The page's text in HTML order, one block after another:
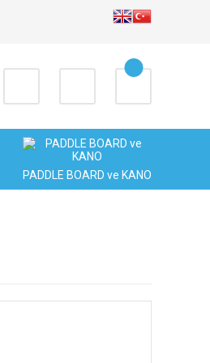
PADDLE BOARD ve KANO